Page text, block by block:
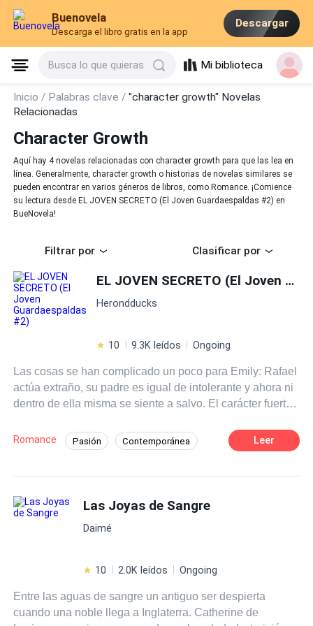
Buenovela
Descarga el libro gratis en la app
Descargar
Busca lo que quieras Mi biblioteca
Inicio / Palabras clave /"character growth" Novelas
Relacionadas
Character Growth
Aquí hay 4 novelas relacionadas con character growth para que las lea en
línea. Generalmente, character growth o historias de novelas similares se
pueden encontrar en varios géneros de libros, como Romance. ¡Comience
su lectura desde EL JOVEN SECRETO (El Joven Guardaespaldas #2) en
BueNovela!
Filtrar por Clasificar por
EL JOVEN SECRETO (El Joven Guardaespaldas #2)
Herondducks
10 9.3K leídos Ongoing
Las cosas se han complicado un poco para Emily: Rafael
actúa extraño, su padre es igual de intolerante y ahora ni
dentro de ella misma se siente a salvo. El carácter fuerte
la rebeldía aumenta vertiginosamente, deparando un
futuro incierto que puede convertirse en catastrófico. Este
Romance Pasión Contemporánea
Rebelde Independiente
Leer
Las Joyas de Sangre
Daimé
10 2.0K leídos Ongoing
Entre las aguas de sangre un antiguo ser despierta
cuando una noble llega a Inglaterra. Catherine de